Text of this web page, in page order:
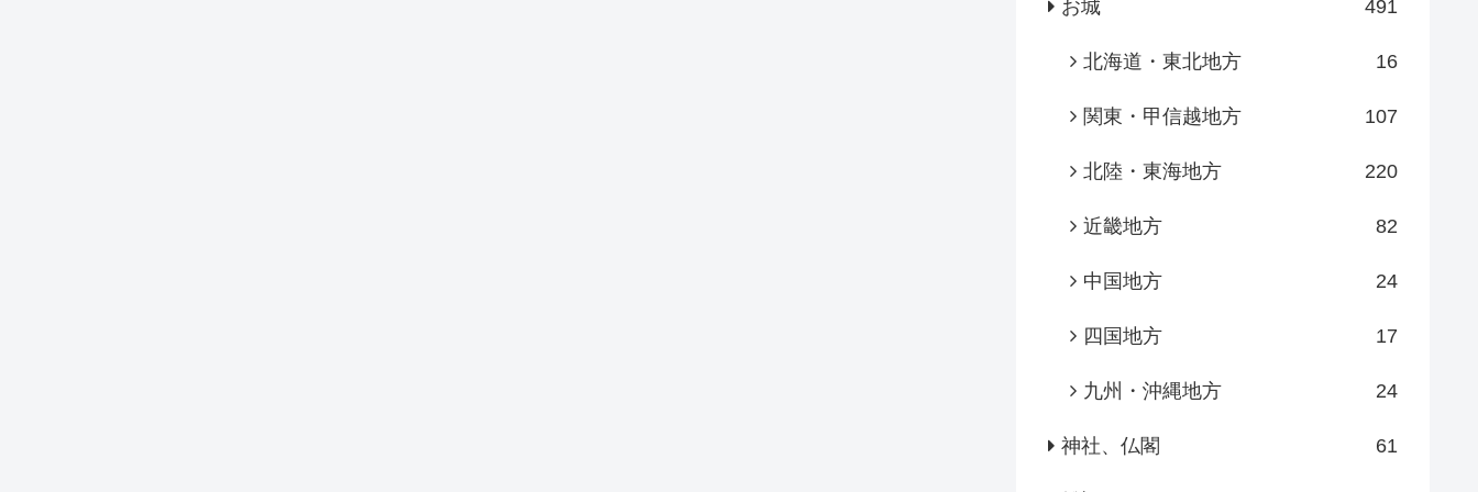
お城 491
北海道・東北地方 16
関東・甲信越地方 107
北陸・東海地方 220
近畿地方 82
中国地方 24
四国地方 17
九州・沖縄地方 24
神社、仏閣 61